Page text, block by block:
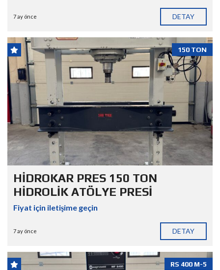
7 ay önce DETAY
150 TON
HİDROKAR PRES 150 TON
HİDROLİK ATÖLYE PRESİ
Fiyat için iletişime geçin
7 ay önce DETAY
RS 400 M-5